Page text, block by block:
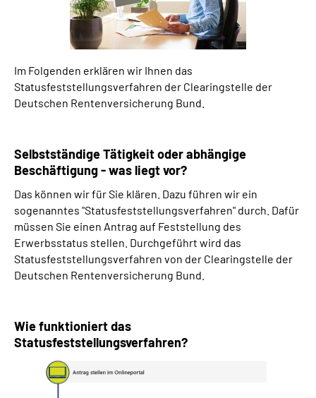
Im Folgenden erklären wir Ihnen das
Statusfeststellungsverfahren der Clearingstelle der
Deutschen Rentenversicherung Bund.
Selbstständige Tätigkeit oder abhängige
Beschäftigung - was liegt vor?
Das können wir für Sie klären. Dazu führen wir ein
sogenanntes "Statusfeststellungsverfahren" durch. Dafür
müssen Sie einen Antrag auf Feststellung des
Erwerbsstatus stellen. Durchgeführt wird das
Statusfeststellungsverfahren von der Clearingstelle der
Deutschen Rentenversicherung Bund.
Wie funktioniert das
Statusfeststellungsverfahren?